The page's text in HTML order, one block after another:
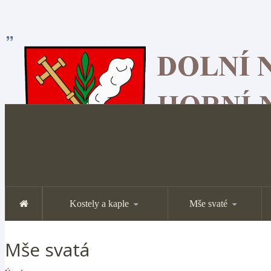
Kostely a kaple Mše svaté
Mše svatá